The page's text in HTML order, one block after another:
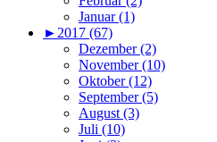
Januar (1)
► 2017 (67)
Dezember (2)
November (10)
Oktober (12)
September (5)
August (3)
Juli (10)